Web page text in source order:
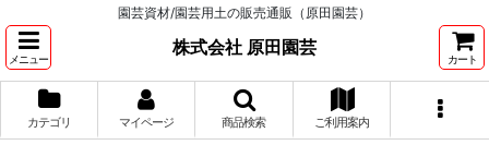
園芸資材/園芸用土の販売通販（原田園芸）
メニュー
株式会社 原田園芸
カート
カテゴリ マイページ 商品検索 ご利用案内